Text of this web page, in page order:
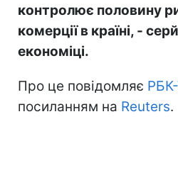
контролює половину
комерції в країні, -
економіці.
Про це повідомляє
посиланням на Reuters.